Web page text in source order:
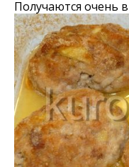
Получаются очень